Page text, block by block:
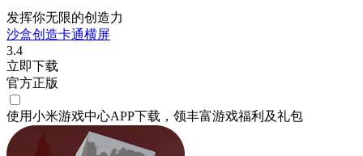
发挥你无限的创造力
沙盒创造卡通横屏
3.4
立即下载
官方正版
使用小米游戏中心APP下载 ，领丰富游戏福利 及礼包